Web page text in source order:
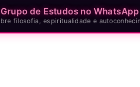
de Estudos no WhatsApp
filosofia, espiritualidade e